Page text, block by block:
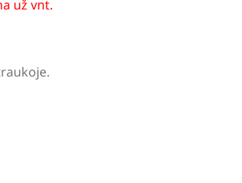
už vnt.